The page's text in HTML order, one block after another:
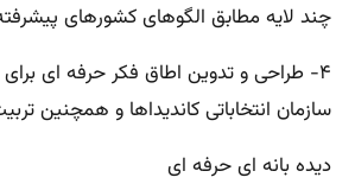
چند لایه مطابق الگوهای کشورهای
۴- طراحی و تدوین اطاق فکر حرفه ای
سازمان انتخاباتی کاندیداها و همچنین
دیده بانه ای حرفه ای